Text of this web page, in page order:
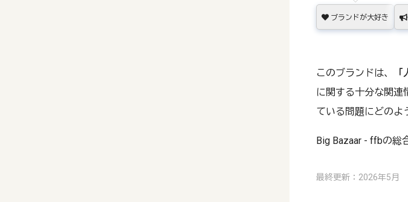
ブランドが大好き
このブランドは、 「
に関する十分な関連
ている問題にどのよ
Big Bazaar - ffbの総
最終更新：2026年5月